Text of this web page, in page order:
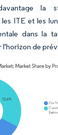
la
ITE et les
dans la
de